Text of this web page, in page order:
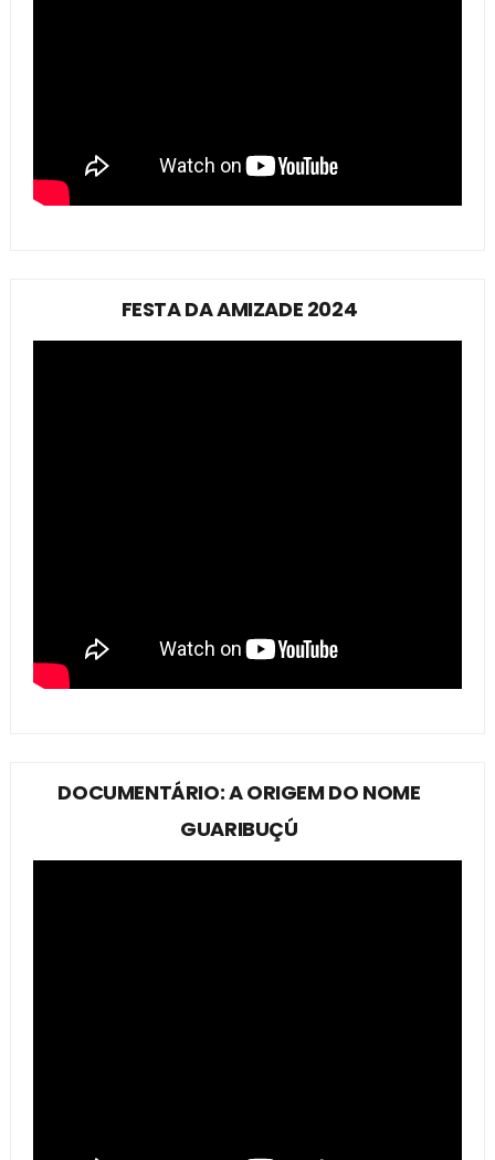
FESTA DA AMIZADE 2024
DOCUMENTÁRIO: A ORIGEM DO NOME
GUARIBUÇÚ